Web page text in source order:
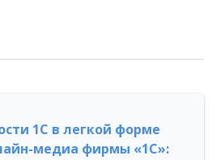
1С в легкой форме
медиа фирмы «1С»: